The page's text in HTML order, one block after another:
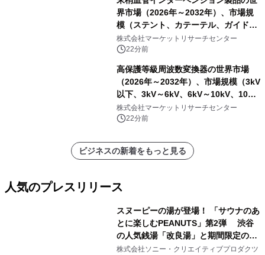
界市場（2026年～2032年）、市場規
模（ステント、カテーテル、ガイドワ
イヤー、シース、下大静脈フィルタ
ー、その他）・分析レポートを発表
株式会社マーケットリサーチセンター
22分前
高保護等級周波数変換器の世界市場
（2026年～2032年）、市場規模（3kV
以下、3kV～6kV、6kV～10kV、10kV
超）・分析レポートを発表
株式会社マーケットリサーチセンター
22分前
ビジネスの新着をもっと見る
人気のプレスリリース
スヌーピーの湯が登場！ 「サウナのあ
とに楽しむPEANUTS」第2弾 渋谷
の人気銭湯「改良湯」と期間限定のコ
ラボレーション サウナイキタイコラ
株式会社ソニー・クリエイティブプロダクツ